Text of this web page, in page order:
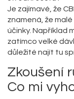
Je zajímavé, že
znamená, že
účinky. Například
zatímco velké
důležité najít tu
Zkoušení
Co mi